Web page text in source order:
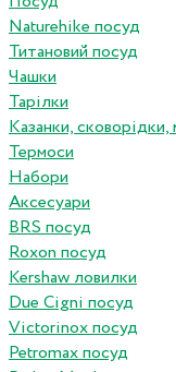
Naturehike посуд
Титановий посуд
Чашки
Тарілки
Казанки, сковорідки,
Термоси
Набори
Аксесуари
BRS посуд
Roxon посуд
Kershaw ловилки
Due Cigni посуд
Victorinox посуд
Petromax посуд